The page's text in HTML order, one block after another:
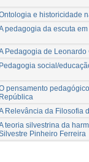
e historicidade
pedagogia da escuta
Pedagogia de Leonardo
Pedagogia social/
pensamento
República
Relevância da Filosofia
teoria silvestrina da
Pinheiro Ferreira